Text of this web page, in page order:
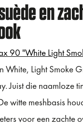
en
90 "White Light
White, Light Smoke
Juist die naamloze
witte meshbasis
voor een zachte